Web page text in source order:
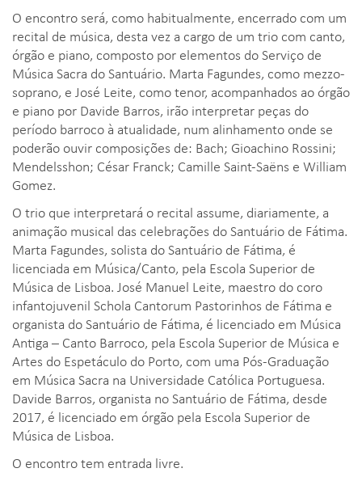
O encontro será, como habitualmente, encerrado com um
recital de música, desta vez a cargo de um trio com canto,
órgão e piano, composto por elementos do Serviço de
Música Sacra do Santuário. Marta Fagundes, como mezzo-
soprano, e José Leite, como tenor, acompanhados ao órgão
e piano por Davide Barros, irão interpretar peças do
período barroco à atualidade, num alinhamento onde se
poderão ouvir composições de: Bach; Gioachino Rossini;
Mendelsshon; César Franck; Camille Saint-Saëns e William
Gomez.
O trio que interpretará o recital assume, diariamente, a
animação musical das celebrações do Santuário de Fátima.
Marta Fagundes, solista do Santuário de Fátima, é
licenciada em Música/Canto, pela Escola Superior de
Música de Lisboa. José Manuel Leite, maestro do coro
infantojuvenil Schola Cantorum Pastorinhos de Fátima e
organista do Santuário de Fátima, é licenciado em Música
Antiga – Canto Barroco, pela Escola Superior de Música e
Artes do Espetáculo do Porto, com uma Pós-Graduação
em Música Sacra na Universidade Católica Portuguesa.
Davide Barros, organista no Santuário de Fátima, desde
2017, é licenciado em órgão pela Escola Superior de
Música de Lisboa.
O encontro tem entrada livre.